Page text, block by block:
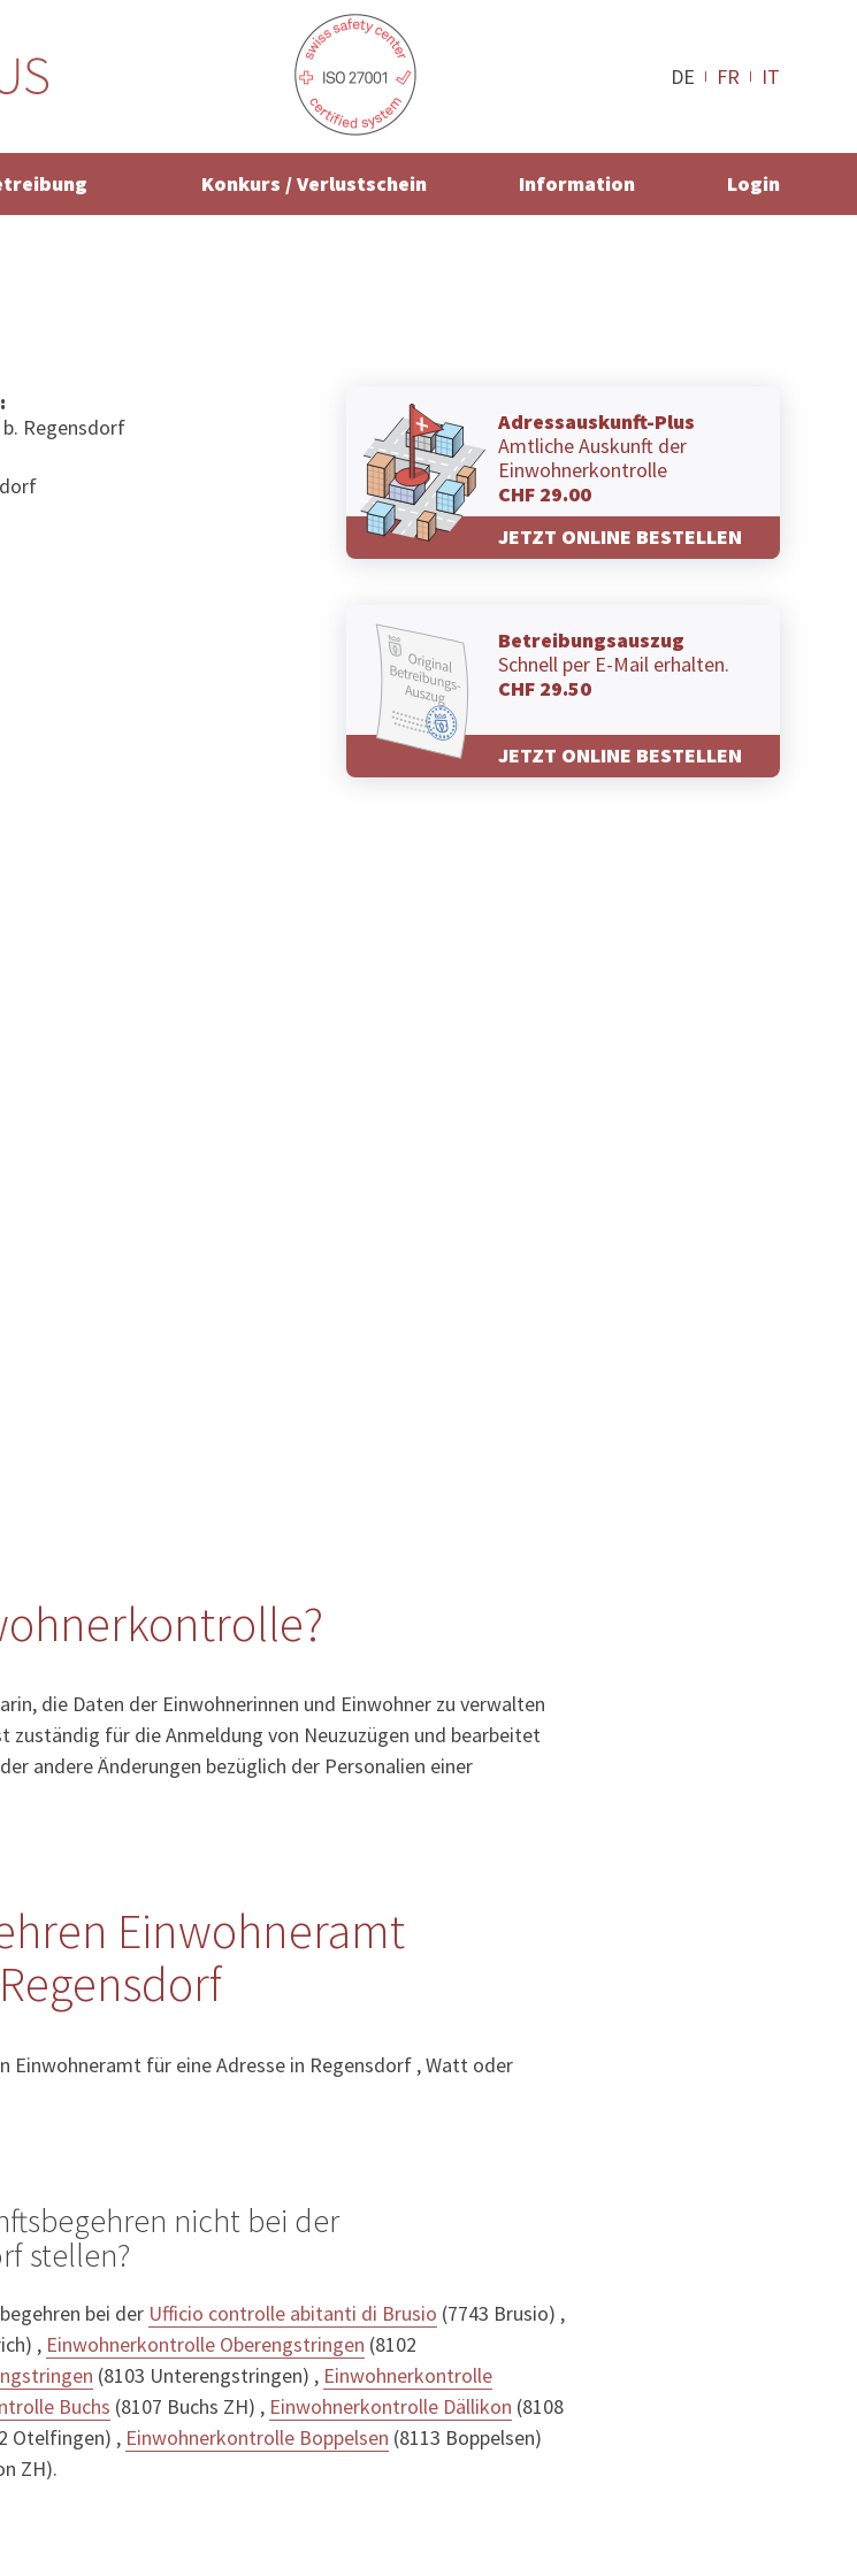
DE FR IT
Konkurs / Verlustschein Information Login
Regensdorf
Adressauskunft-Plus
Amtliche Auskunft der
Einwohnerkontrolle
CHF 29.00
JETZT ONLINE BESTELLEN
Betreibungsauszug
Schnell per E-Mail erhalten.
CHF 29.50
JETZT ONLINE BESTELLEN
die Daten der Einwohnerinnen und Einwohner zu verwalten
zuständig für die Anmeldung von Neuzuzügen und bearbeitet
andere Änderungen bezüglich der Personalien einer
Einwohneramt
Einwohneramt für eine Adresse in Regensdorf , Watt oder
nicht bei der
stellen?
bei der Ufficio controlle abitanti di Brusio (7743 Brusio) ,
, Einwohnerkontrolle Oberengstringen (8102
(8103 Unterengstringen) , Einwohnerkontrolle
Buchs (8107 Buchs ZH) , Einwohnerkontrolle Dällikon (8108
Otelfingen) , Einwohnerkontrolle Boppelsen (8113 Boppelsen)
ZH).